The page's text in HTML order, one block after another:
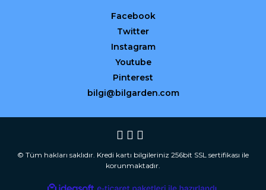
Facebook
Twitter
Instagram
Youtube
Pinterest
bilgi@bilgarden.com
© Tüm hakları saklıdır. Kredi kartı bilgileriniz 256bit SSL sertifikası ile
korunmaktadır.